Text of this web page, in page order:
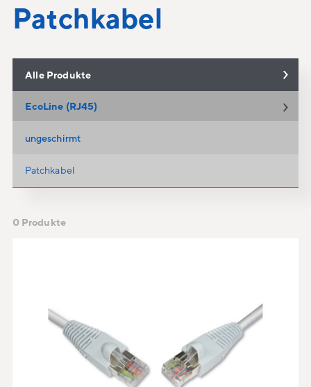
Patchkabel
Alle Produkte
EcoLine (RJ45)
ungeschirmt
Patchkabel
0 Produkte